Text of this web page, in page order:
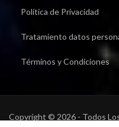
Política de Privacidad
Tratamiento datos
Términos y Condiciones
Copyright © 2026 - Todos